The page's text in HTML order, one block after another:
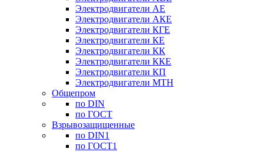
Электродвигатели АЕ
Электродвигатели АКЕ
Электродвигатели КГЕ
Электродвигатели КЕ
Электродвигатели КК
Электродвигатели ККЕ
Электродвигатели КП
Электродвигатели МТН
Общепром
по DIN
по ГОСТ
Взрывозащищенные
по DIN1
по ГОСТ1